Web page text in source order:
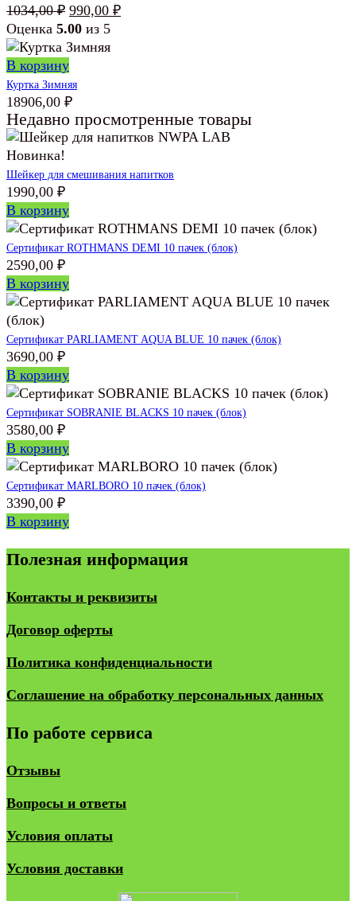
1034,00₽ Первоначальная
цена
составляла
1034,00 ₽.
990,00 ₽Текущая
Оценка 5.00 из 5
В корзину
Куртка Зимняя
18906,00 ₽
Недавно просмотренные товары
Новинка!
Шейкер для смешивания напитков
1990,00 ₽
В корзину
Сертификат ROTHMANS DEMI 10 пачек (блок)
2590,00 ₽
В корзину
Сертификат PARLIAMENT AQUA BLUE 10 пачек (блок)
3690,00 ₽
В корзину
Сертификат SOBRANIE BLACKS 10 пачек (блок)
3580,00 ₽
В корзину
Сертификат MARLBORO 10 пачек (блок)
3390,00 ₽
В корзину
Полезная информация
Контакты и реквизиты
Договор оферты
Политика конфиденциальности
Соглашение на обработку персональных данных
По работе сервиса
Отзывы
Вопросы и ответы
Условия оплаты
Условия доставки